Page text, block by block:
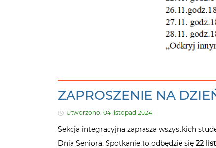
ZAPROSZENIE NA
Utworzono: 04 listopad 2024
Sekcja integracyjna zaprasza wszystkich
Dnia Seniora. Spotkanie to odbędzie się 22